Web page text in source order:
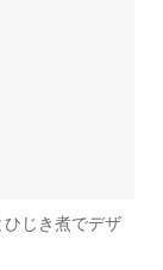
じき煮でデザ